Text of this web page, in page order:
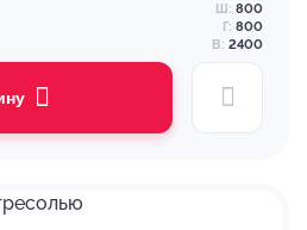
Ш: 800
Г: 800
В: 2400